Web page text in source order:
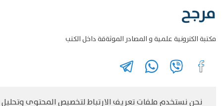
مرجح
مكتبة الكترونية علمية و المصادر الموثةقة داخل الكتب
حقوق الطبع والنشر مرجح جميع الحقوق محفوظةسياسة و الخصوصية
نحن نستخدم ملفات تعريف الارتباط لتخصيص المحتوى وتحليل